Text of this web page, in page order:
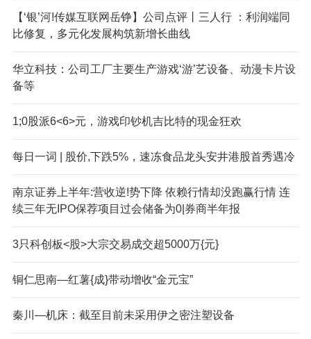
【‘银’河!传媒互联网岳铮】公司点评丨三人行 ：利润端同
比修复，多元化发展构筑新增长曲线
华立科技：公司工厂主要生产游戏‘游’艺设备、动漫卡片设
备等
1;0股派6<6>元，游戏印钞机吉比特的现金狂欢
每日一词 | 股价,下跌5%，速冻食品龙头安井港股首秀遇冷
南京证券上半年:营收逆!势下降 依赖行情却没跑赢行情 连
续三年无IPO保荐项目过会储备为0|券商半年报
3只科创板<股>大宗交易成交超5000万{元}
铜仁思南—红薯{成}带动增收“金元宝”
秦川—机床：截至目前未采用伊之密注塑设备